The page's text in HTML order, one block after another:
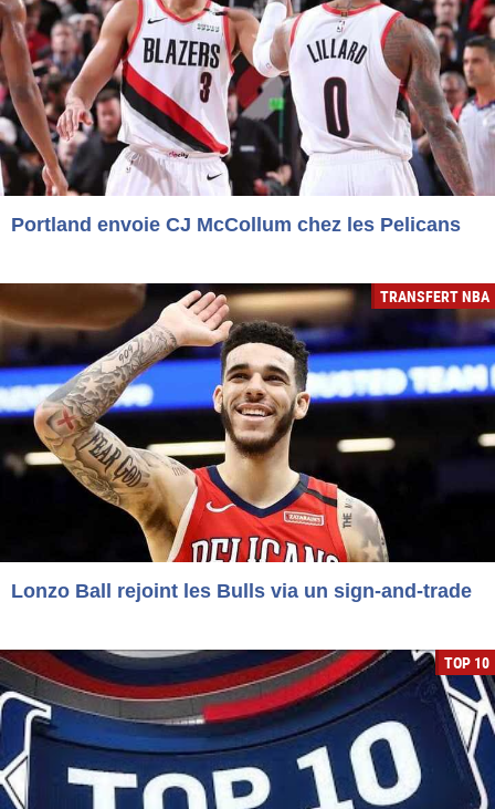
Portland envoie CJ McCollum chez les Pelicans
TRANSFERT NBA
Lonzo Ball rejoint les Bulls via un sign-and-trade
TOP 10